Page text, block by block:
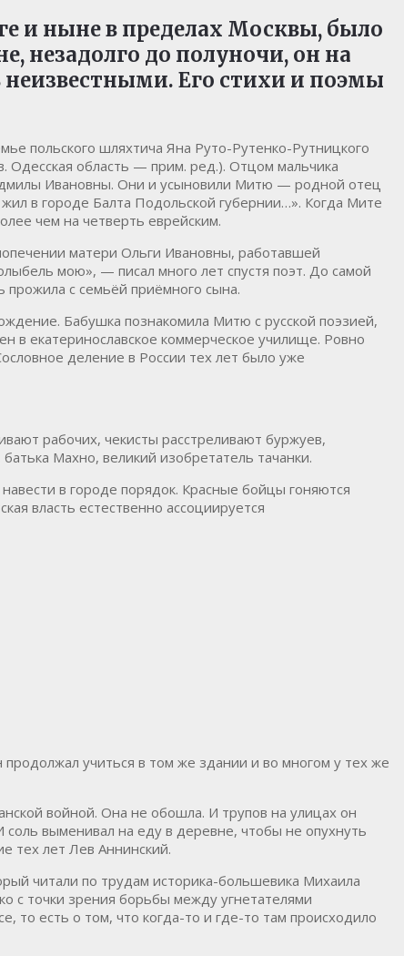
и ныне в пределах Москвы, было
незадолго до полуночи, он на
Его стихи и поэмы
польского шляхтича Яна Руто-Рутенко-Рутницкого
Одесская область — прим. ред.). Отцом мальчика
Ивановны. Они и усыновили Митю — родной отец
в городе Балта Подольской губернии…». Когда Мите
чем на четверть еврейским.
матери Ольги Ивановны, работавшей
мою», — писал много лет спустя поэт. До самой
с семьёй приёмного сына.
Бабушка познакомила Митю с русской поэзией,
в екатеринославское коммерческое училище. Ровно
деление в России тех лет было уже
рабочих, чекисты расстреливают буржуев,
Махно, великий изобретатель тачанки.
в городе порядок. Красные бойцы гоняются
власть естественно ассоциируется
учиться в том же здании и во многом у тех же
войной. Она не обошла. И трупов на улицах он
соль выменивал на еду в деревне, чтобы не опухнуть
тех лет Лев Аннинский.
читали по трудам историка-большевика Михаила
с точки зрения борьбы между угнетателями
то есть о том, что когда-то и где-то там происходило